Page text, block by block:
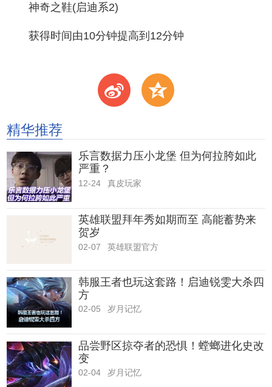
神奇之鞋(启迪系2)
获得时间由10分钟提高到12分钟
t z
精华推荐
乐言数据力压小龙堡 但为何拉胯如此
严重？
12-24 真皮玩家
英雄联盟拜年秀如期而至 高能蓄势来
贺岁
02-07 英雄联盟官方
韩服王者也玩这套路！启迪锐雯大杀四
方
02-05 岁月记忆
品尝野区掠夺者的恐惧！螳螂进化史改
变
02-04 岁月记忆